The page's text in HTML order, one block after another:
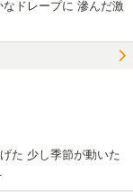
ドレープに 滲んだ激
た 少し季節が動いた